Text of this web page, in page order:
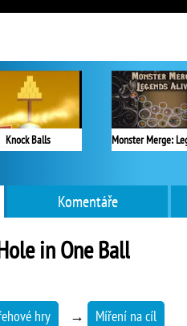
Knock Balls
Komentáře
in One Ball
hry → Míření na cíl